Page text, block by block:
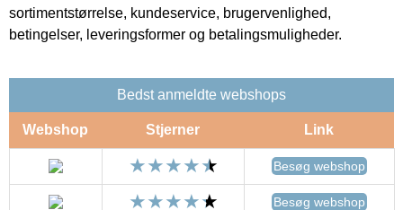
sortimentstørrelse, kundeservice, brugervenlighed,
betingelser, leveringsformer og betalingsmuligheder.
Bedst anmeldte webshops
Webshop Stjerner Link
Besøg webshop
Besøg webshop